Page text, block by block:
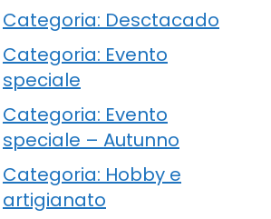
Categoria: Desctacado
Categoria: Evento
speciale
Categoria: Evento
speciale – Autunno
Categoria: Hobby e
artigianato